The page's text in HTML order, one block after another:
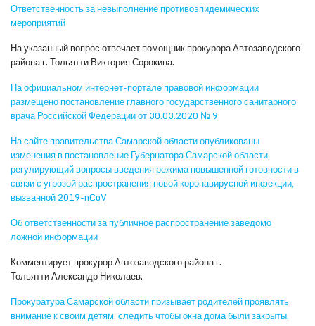
Ответственность за невыполнение противоэпидемических
мероприятий
На указанный вопрос отвечает помощник прокурора Автозаводского
района г. Тольятти Виктория Сорокина.
На официальном интернет-портале правовой информации
размещено постановление главного государственного санитарного
врача Российской Федерации от 30.03.2020 № 9
На сайте правительства Самарской области опубликованы
изменения в постановление Губернатора Самарской области,
регулирующий вопросы введения режима повышенной готовности в
связи с угрозой распространения новой коронавирусной инфекции,
вызванной 2019-nCoV
Об ответственности за публичное распространение заведомо
ложной информации
Комментирует прокурор Автозаводского района г.
Тольятти Александр Николаев.
Прокуратура Самарской области призывает родителей проявлять
внимание к своим детям, следить чтобы окна дома были закрыты.